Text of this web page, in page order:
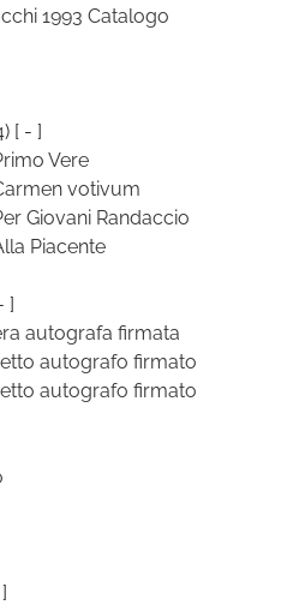
1993 Catalogo
[ - ]
Vere
votivum
Giovani Randaccio
Piacente
]
autografa firmata
autografo firmato
autografo firmato